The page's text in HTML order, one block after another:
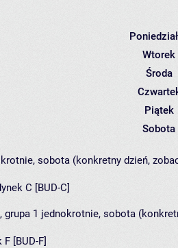
Wtorek
Środa
Piątek
Sobota
sobota (konkretny dzień,
C [BUD-C]
grupa 1 jednokrotnie, sobota
F [BUD-F]